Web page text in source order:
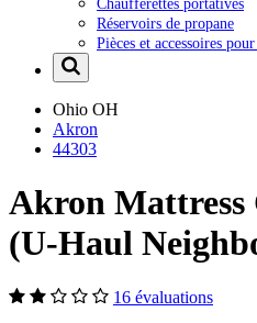
Réservoirs de propane
Pièces et accessoires
Ohio OH
Akron
44303
Akron Mattress
(U-Haul
16 évaluations